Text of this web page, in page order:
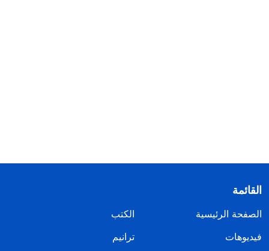
القائمة
الصفحة الرئيسية
الكتب
فيديوهات
ترانيم